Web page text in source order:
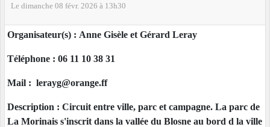
Le dimanche 08 févr. 2026 à 13h30
Organisateur(s) : Anne Gisèle et Gérard Leray
Téléphone : 06 11 10 38 31
Mail : lerayg@orange.ff
Description : Circuit entre ville, parc et campagne. La parc de
La Morinais s'inscrit dans la vallée du Blosne au bord d la ville